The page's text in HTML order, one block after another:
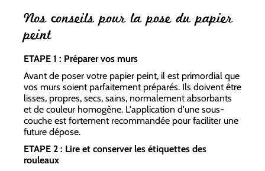
Nos conseils pour la pose du papier
peint
ETAPE 1 : Préparer vos murs
Avant de poser votre papier peint, il est primordial que
vos murs soient parfaitement préparés. Ils doivent être
lisses, propres, secs, sains, normalement absorbants
et de couleur homogène. L'application d'une sous-
couche est fortement recommandée pour faciliter une
future dépose.
ETAPE 2 : Lire et conserver les étiquettes des
rouleaux